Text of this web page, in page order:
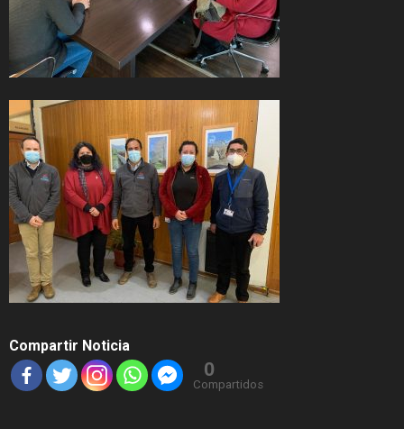
Compartir Noticia
0
Compartidos